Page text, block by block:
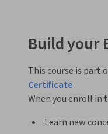
Build your
This course is part
Certificate
When you enroll in
Learn new